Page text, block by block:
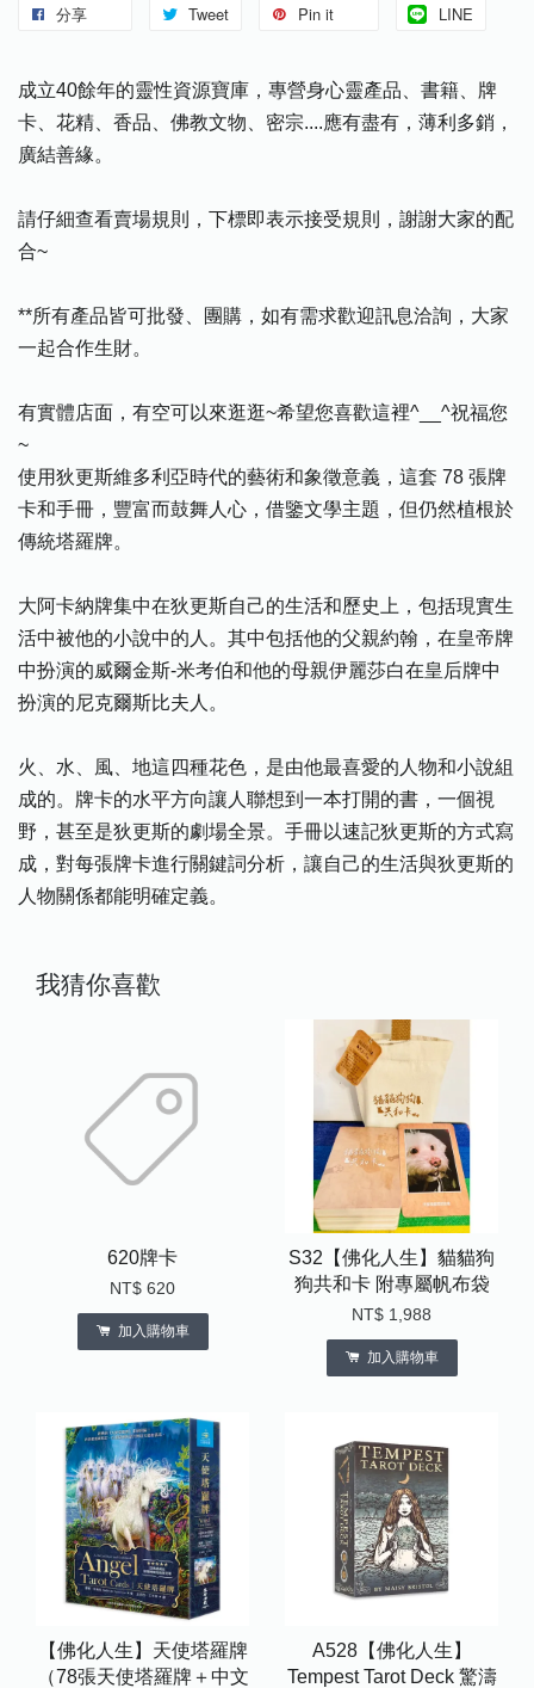
分享 Tweet Pin it LINE
成立40餘年的靈性資源寶庫，專營身心靈產品、書籍、牌
卡、花精、香品、佛教文物、密宗....應有盡有，薄利多銷，
廣結善緣。
請仔細查看賣場規則，下標即表示接受規則，謝謝大家的配
合~
**所有產品皆可批發、團購，如有需求歡迎訊息洽詢，大家
一起合作生財。
有實體店面，有空可以來逛逛~希望您喜歡這裡^__^祝福您
~
使用狄更斯維多利亞時代的藝術和象徵意義，這套 78 張牌
卡和手冊，豐富而鼓舞人心，借鑒文學主題，但仍然植根於
傳統塔羅牌。
大阿卡納牌集中在狄更斯自己的生活和歷史上，包括現實生
活中被他的小說中的人。其中包括他的父親約翰，在皇帝牌
中扮演的威爾金斯-米考伯和他的母親伊麗莎白在皇后牌中
扮演的尼克爾斯比夫人。
火、水、風、地這四種花色，是由他最喜愛的人物和小說組
成的。牌卡的水平方向讓人聯想到一本打開的書，一個視
野，甚至是狄更斯的劇場全景。手冊以速記狄更斯的方式寫
成，對每張牌卡進行關鍵詞分析，讓自己的生活與狄更斯的
人物關係都能明確定義。
我猜你喜歡
620牌卡
NT$ 620
加入購物車
S32【佛化人生】貓貓狗
狗共和卡 附專屬帆布袋
NT$ 1,988
加入購物車
【佛化人生】天使塔羅牌
（78張天使塔羅牌＋中文
A528【佛化人生】
Tempest Tarot Deck 驚濤